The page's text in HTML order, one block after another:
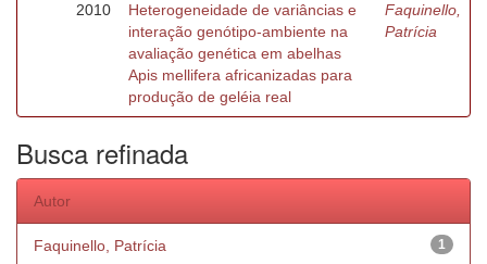
2010
Heterogeneidade de variâncias e
interação genótipo-ambiente na
avaliação genética em abelhas
Apis mellifera africanizadas para
produção de geléia real
Faquinello,
Patrícia
Busca refinada
Autor
1
Faquinello, Patrícia